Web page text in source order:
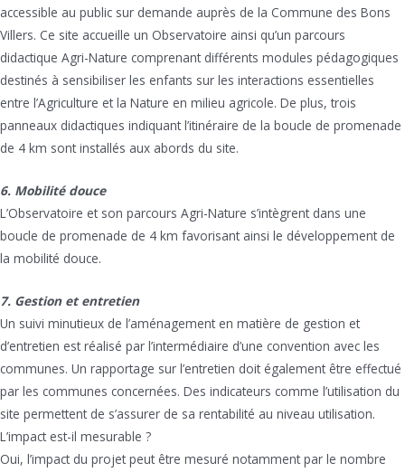
accessible au public sur demande auprès de la Commune des Bons
Villers. Ce site accueille un Observatoire ainsi qu’un parcours
didactique Agri-Nature comprenant différents modules pédagogiques
destinés à sensibiliser les enfants sur les interactions essentielles
entre l’Agriculture et la Nature en milieu agricole. De plus, trois
panneaux didactiques indiquant l’itinéraire de la boucle de promenade
de 4 km sont installés aux abords du site.
6. Mobilité douce
L’Observatoire et son parcours Agri-Nature s’intègrent dans une
boucle de promenade de 4 km favorisant ainsi le développement de
la mobilité douce.
7. Gestion et entretien
Un suivi minutieux de l’aménagement en matière de gestion et
d’entretien est réalisé par l’intermédiaire d’une convention avec les
communes. Un rapportage sur l’entretien doit également être effectué
par les communes concernées. Des indicateurs comme l’utilisation du
site permettent de s’assurer de sa rentabilité au niveau utilisation.
L’impact est-il mesurable ?
Oui, l’impact du projet peut être mesuré notamment par le nombre